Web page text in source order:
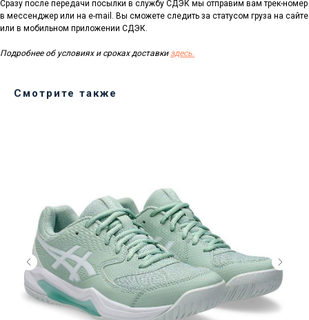
Сразу после передачи посылки в службу СДЭК мы отправим вам трек-номер
в мессенджер или на e-mail. Вы сможете следить за статусом груза на сайте
или в мобильном приложении СДЭК.
Подробнее об условиях и сроках доставки здесь.
Смотрите также